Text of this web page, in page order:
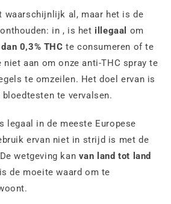
waarschijnlijk al, maar het is de
in , is het illegaal om
0,3% THC te consumeren of te
niet aan om onze anti-THC spray te
te omzeilen. Het doel ervan is
te vervalsen.
legaal in de meeste Europese
ervan niet in strijd is met de
wetgeving kan van land tot land
de moeite waard om te